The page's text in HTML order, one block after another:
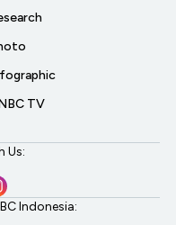
TV
Us:
Indonesia: